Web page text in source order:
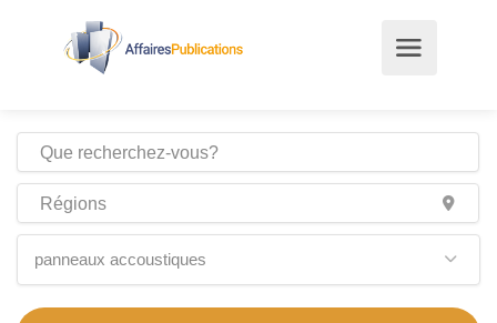
panneaux accoustiques